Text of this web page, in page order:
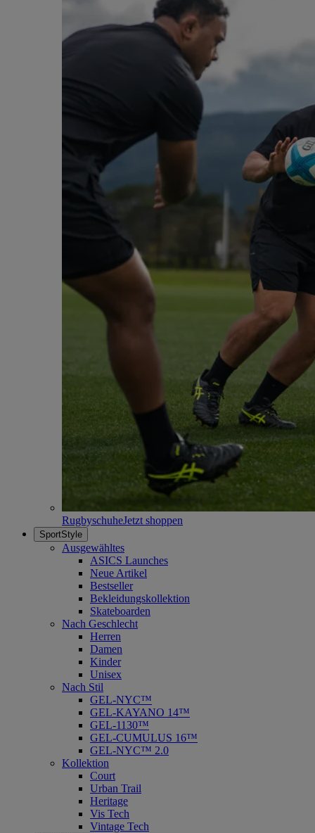
RugbyschuheJetzt shoppen
SportStyle
Ausgewähltes
ASICS Launches
Neue Artikel
Bestseller
Bekleidungskollektion
Skateboarden
Nach Geschlecht
Herren
Damen
Kinder
Unisex
Nach Stil
GEL-NYC™
GEL-KAYANO 14™
GEL-1130™
GEL-CUMULUS 16™
GEL-NYC™ 2.0
Kollektion
Court
Urban Trail
Heritage
Vis Tech
Vintage Tech